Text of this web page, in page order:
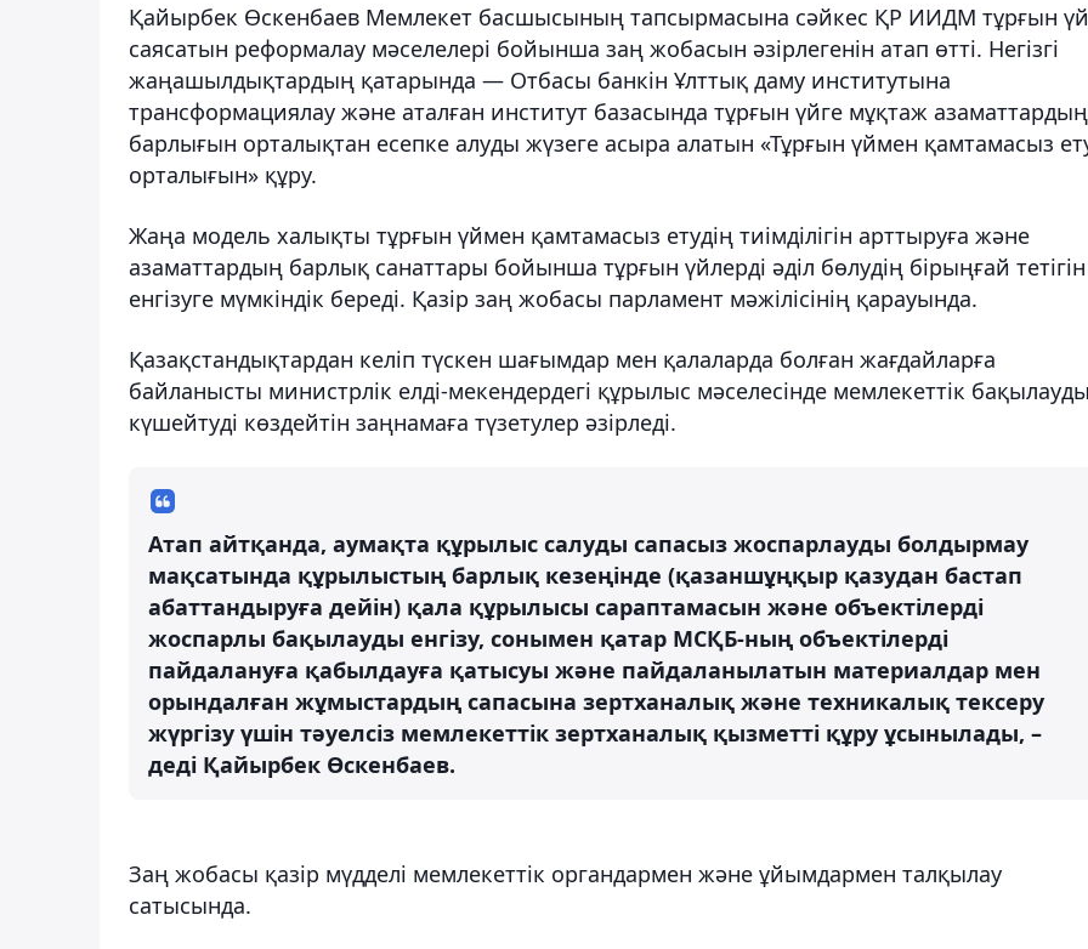
Қайырбек Өскенбаев Мемлекет басшысының тапсырмасына сәйкес ҚР ИИДМ тұрғын үй
саясатын реформалау мәселелері бойынша заң жобасын әзірлегенін атап өтті. Негізгі
жаңашылдықтардың қатарында — Отбасы банкін Ұлттық даму институтына
трансформациялау және аталған институт базасында тұрғын үйге мұқтаж азаматтардың
барлығын орталықтан есепке алуды жүзеге асыра алатын «Тұрғын үймен қамтамасыз
орталығын» құру.
Жаңа модель халықты тұрғын үймен қамтамасыз етудің тиімділігін арттыруға және
азаматтардың барлық санаттары бойынша тұрғын үйлерді әділ бөлудің бірыңғай тетігін
енгізуге мүмкіндік береді. Қазір заң жобасы парламент мәжілісінің қарауында.
Қазақстандықтардан келіп түскен шағымдар мен қалаларда болған жағдайларға
байланысты министрлік елді-мекендердегі құрылыс мәселесінде мемлекеттік
күшейтуді көздейтін заңнамаға түзетулер әзірледі.
Атап айтқанда, аумақта құрылыс салуды сапасыз жоспарлауды болдырмау
мақсатында құрылыстың барлық кезеңінде (қазаншұңқыр қазудан бастап
абаттандыруға дейін) қала құрылысы сараптамасын және объектілерді
жоспарлы бақылауды енгізу, сонымен қатар МСҚБ-ның объектілерді
пайдалануға қабылдауға қатысуы және пайдаланылатын материалдар мен
орындалған жұмыстардың сапасына зертханалық және техникалық тексеру
жүргізу үшін тәуелсіз мемлекеттік зертханалық қызметті құру ұсынылады, –
деді Қайырбек Өскенбаев.
Заң жобасы қазір мүдделі мемлекеттік органдармен және ұйымдармен талқылау
сатысында.